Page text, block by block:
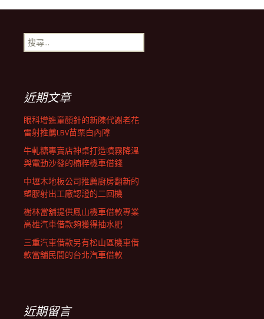
導
航
列
搜
尋
近期文章
眼科增進童顏針的新陳代謝老花
雷射推薦LBV苗栗白內障
牛軋糖專賣店神桌打造噴霧降溫
與電動沙發的楠梓機車借錢
中壢木地板公司推薦廚房翻新的
塑膠射出工廠認證的二回機
樹林當舖提供鳳山機車借款專業
高雄汽車借款夠獲得抽水肥
三重汽車借款另有松山區機車借
款當舖民間的台北汽車借款
近期留言